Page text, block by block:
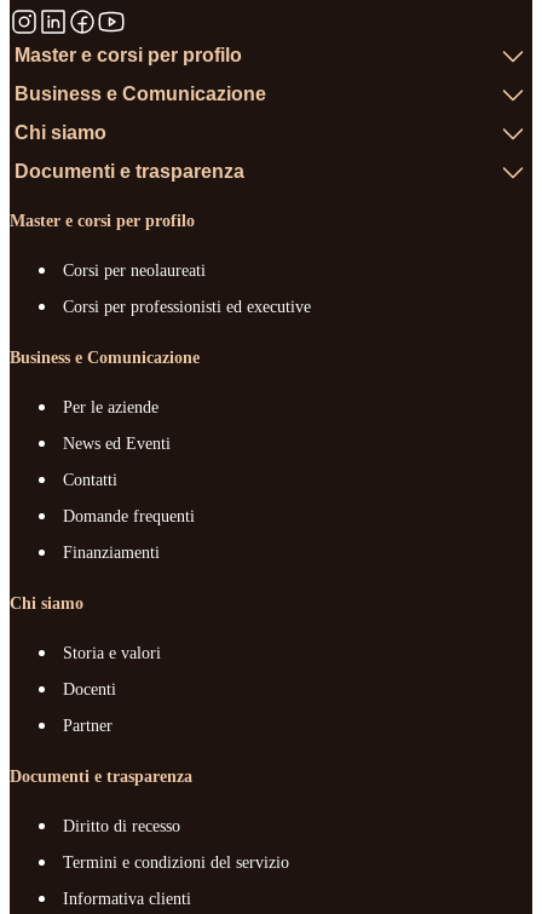
Master e corsi per profilo
Business e Comunicazione
Chi siamo
Documenti e trasparenza
Master e corsi per profilo
Corsi per neolaureati
Corsi per professionisti ed executive
Business e Comunicazione
Per le aziende
News ed Eventi
Contatti
Domande frequenti
Finanziamenti
Chi siamo
Storia e valori
Docenti
Partner
Documenti e trasparenza
Diritto di recesso
Termini e condizioni del servizio
Informativa clienti